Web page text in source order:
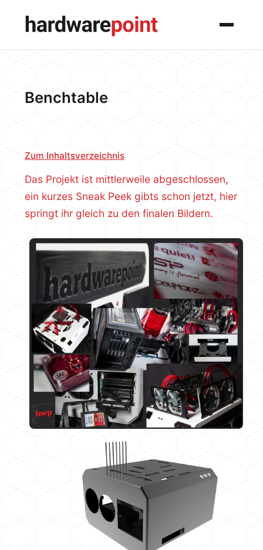
Menü
Benchtable
Zum Inhaltsverzeichnis
Das Projekt ist mittlerweile abgeschlossen,
ein kurzes Sneak Peek gibts schon jetzt, hier
springt ihr gleich zu den finalen Bildern.